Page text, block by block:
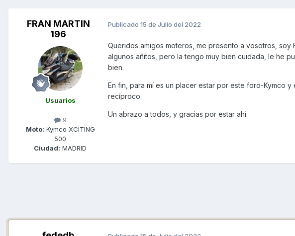
FRAN MARTIN
196
Usuarios
9
Moto: Kymco XCITING
500
Ciudad: MADRID
Publicado 15 de Julio del 2022
Queridos amigos moteros, me presento a vosotros,
algunos añitos, pero la tengo muy bien cuidada, le he
bien.
En fin, para mí es un placer estar por este foro-Kymco
recíproco.
Un abrazo a todos, y gracias por estar ahí.